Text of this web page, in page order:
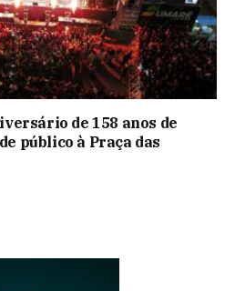
de 158 anos de
público à Praça das